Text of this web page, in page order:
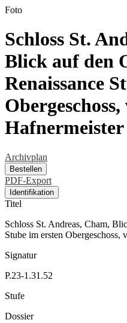
Foto
Schloss St.
Blick auf den
Renaissance
Obergeschoss,
Archivplan
Bestellen
PDF-Export
Identifikation
Titel
Schloss St. Andreas, Cham,
Stube im ersten
Signatur
P.23-1.31.52
Stufe
Dossier